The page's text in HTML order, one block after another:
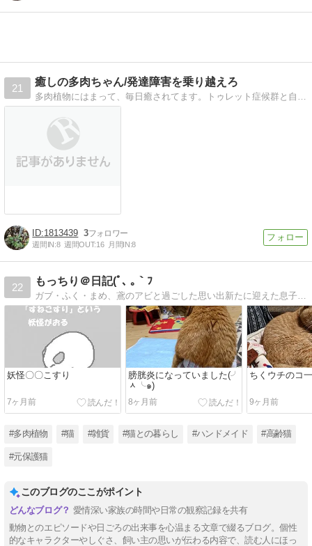
21
癒しの多肉ちゃん/発達障害を乗り越えろ
1813439 3
週間IN:8 週間OUT:16 月間IN:8
22
もっちり＠日記(ﾟ､ ｡｀ﾌ
妖怪〇〇こすり
7ヶ月前
膀胱炎になっていました(╯
ᆺ╰๑)
8ヶ月前
ちくウチのコ
9ヶ月前
#多肉植物 #猫 #雑貨 #猫との暮らし #ハンドメイド #高齢猫
#元保護猫
このブログのここがポイント
愛情深い家族の時間や日常の観察記録を共有
動物とのエピソードや日ごろの出来事を心温まる文章で綴るブログ。個性
的なキャラクターやしぐさ、飼い主の思いが伝わる内容で、読む人にほっ